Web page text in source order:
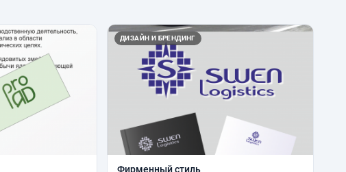
ДИЗАЙН И БРЕНДИНГ
Фирменный стиль